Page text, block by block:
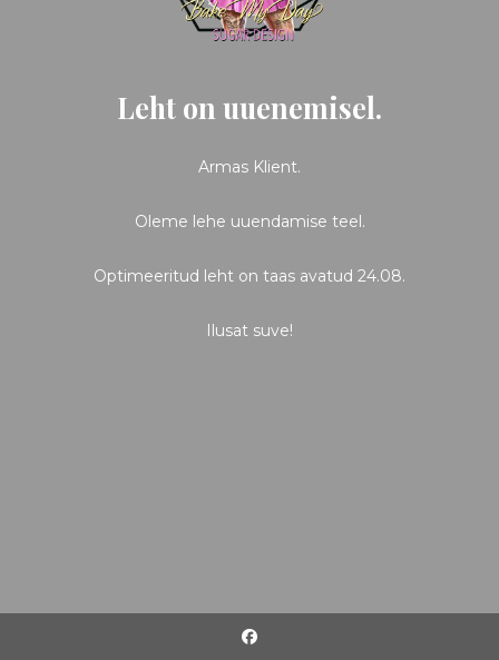
Leht on uuenemisel.
Armas Klient.
Oleme lehe uuendamise teel.
Optimeeritud leht on taas avatud 24.08.
Ilusat suve!